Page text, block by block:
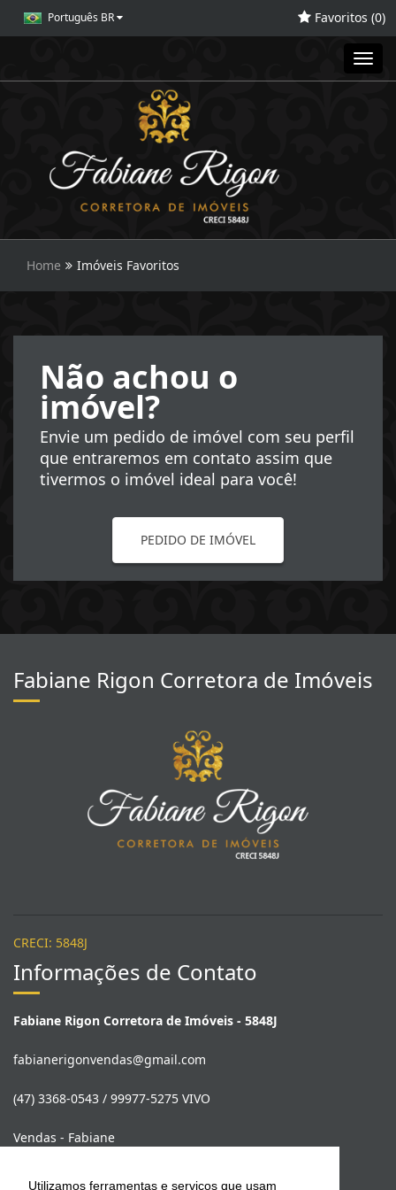
Utilizamos ferramentas e serviços que usam
Português BR Favoritos (0)
Home Imóveis Favoritos
Não achou o
imóvel?
Envie um pedido de imóvel com seu perfil
que entraremos em contato assim que
tivermos o imóvel ideal para você!
PEDIDO DE IMÓVEL
Fabiane Rigon Corretora de Imóveis
CRECI: 5848J
Informações de Contato
Fabiane Rigon Corretora de Imóveis - 5848J
fabianerigonvendas@gmail.com
(47) 3368-0543 / 99977-5275 VIVO
Vendas - Fabiane